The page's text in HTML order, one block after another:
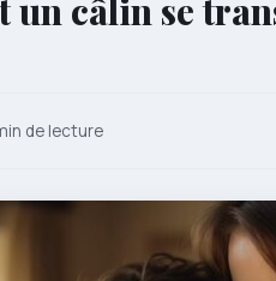
un câlin se
de lecture